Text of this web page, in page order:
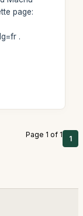
page:
.
Page 1 of 1 1